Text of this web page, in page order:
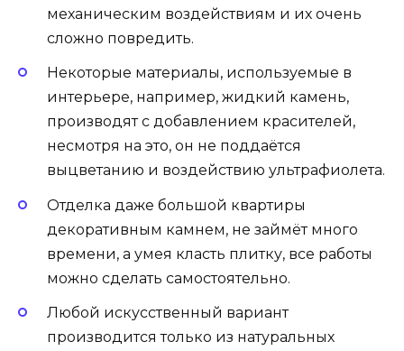
механическим воздействиям и их очень
сложно повредить.
Некоторые материалы, используемые в
интерьере, например, жидкий камень,
производят с добавлением красителей,
несмотря на это, он не поддаётся
выцветанию и воздействию ультрафиолета.
Отделка даже большой квартиры
декоративным камнем, не займёт много
времени, а умея класть плитку, все работы
можно сделать самостоятельно.
Любой искусственный вариант
производится только из натуральных